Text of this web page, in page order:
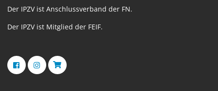
Der IPZV ist Anschlussverband der FN.
Der IPZV ist Mitglied der FEIF.